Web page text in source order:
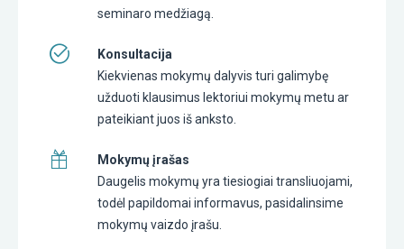
seminaro medžiagą.
Konsultacija
Kiekvienas mokymų dalyvis turi galimybę
užduoti klausimus lektoriui mokymų metu ar
pateikiant juos iš anksto.
Mokymų įrašas
Daugelis mokymų yra tiesiogiai transliuojami,
todėl papildomai informavus, pasidalinsime
mokymų vaizdo įrašu.